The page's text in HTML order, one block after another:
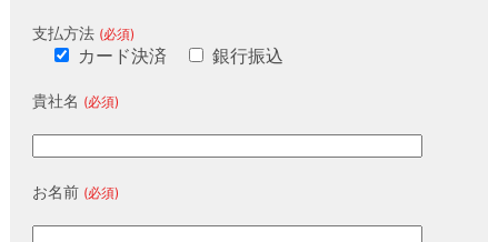
支払方法 (必須)
カード決済 銀行振込
貴社名 (必須)
お名前 (必須)